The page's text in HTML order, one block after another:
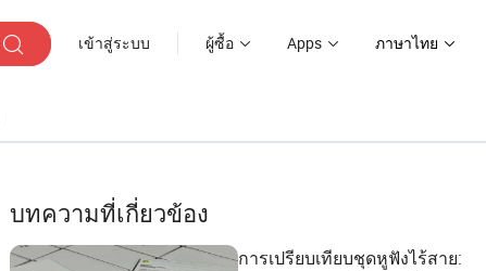
เข้าสู่ระบบ ผู้ซื้อ Apps ภาษาไทย
บทความที่เกี่ยวข้อง
การเปรียบเทียบชุดหูฟังไร้สาย: